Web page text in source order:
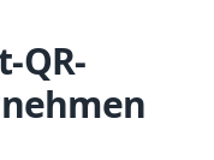
QR-